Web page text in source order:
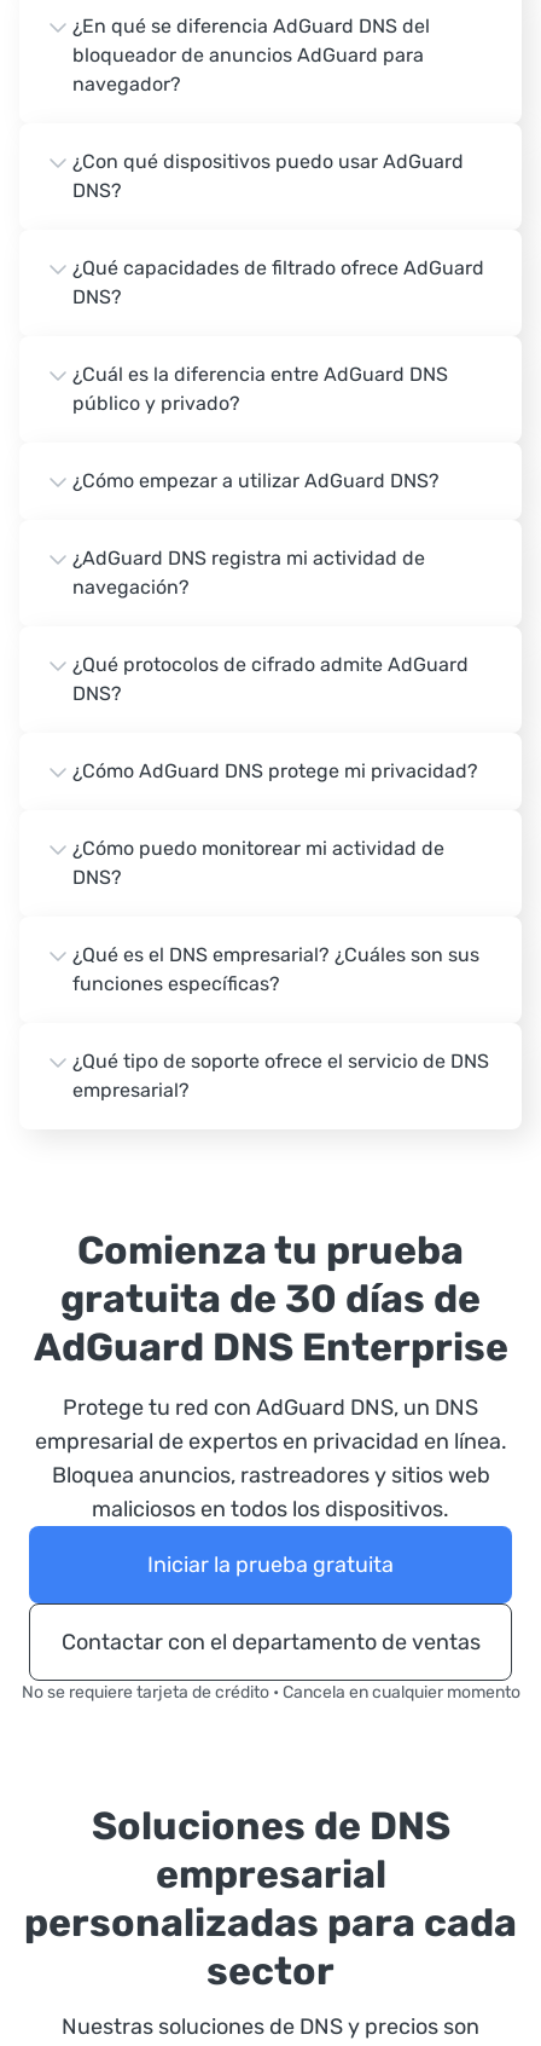
¿En qué se diferencia AdGuard DNS del
bloqueador de anuncios AdGuard para
navegador?
¿Con qué dispositivos puedo usar AdGuard
DNS?
¿Qué capacidades de filtrado ofrece AdGuard
DNS?
¿Cuál es la diferencia entre AdGuard DNS
público y privado?
¿Cómo empezar a utilizar AdGuard DNS?
¿AdGuard DNS registra mi actividad de
navegación?
¿Qué protocolos de cifrado admite AdGuard
DNS?
¿Cómo AdGuard DNS protege mi privacidad?
¿Cómo puedo monitorear mi actividad de
DNS?
¿Qué es el DNS empresarial? ¿Cuáles son sus
funciones específicas?
¿Qué tipo de soporte ofrece el servicio de DNS
empresarial?
Comienza tu prueba
gratuita de 30 días de
AdGuard DNS Enterprise
Protege tu red con AdGuard DNS, un DNS
empresarial de expertos en privacidad en línea.
Bloquea anuncios, rastreadores y sitios web
maliciosos en todos los dispositivos.
Iniciar la prueba gratuita
Contactar con el departamento de ventas
No se requiere tarjeta de crédito • Cancela en cualquier momento
Soluciones de DNS
empresarial
personalizadas para cada
sector
Nuestras soluciones de DNS y precios son